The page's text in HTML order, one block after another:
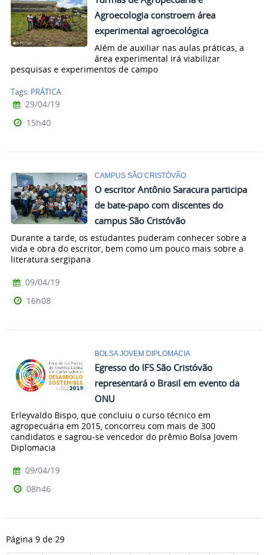
Agroecologia constroem área
experimental agroecológica
Além de auxiliar nas aulas práticas, a
área experimental irá viabilizar
pesquisas e experimentos de campo
Tags: PRÁTICA
29/04/19
15h40
CAMPUS SÃO CRISTÓVÃO
O escritor Antônio Saracura participa
de bate-papo com discentes do
campus São Cristóvão
Durante a tarde, os estudantes puderam conhecer sobre a
vida e obra do escritor, bem como um pouco mais sobre a
literatura sergipana
09/04/19
16h08
BOLSA JOVEM DIPLOMACIA
Egresso do IFS São Cristóvão
representará o Brasil em evento da
ONU
Erleyvaldo Bispo, que concluiu o curso técnico em
agropecuária em 2015, concorreu com mais de 300
candidatos e sagrou-se vencedor do prêmio Bolsa Jovem
Diplomacia
09/04/19
08h46
Página 9 de 29